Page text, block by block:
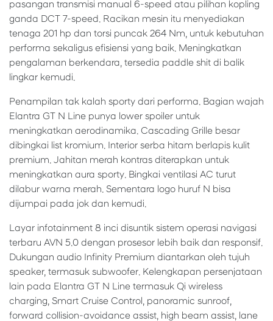
pasangan transmisi manual 6-speed atau pilihan kopling
ganda DCT 7-speed. Racikan mesin itu menyediakan
tenaga 201 hp dan torsi puncak 264 Nm, untuk kebutuhan
performa sekaligus efisiensi yang baik. Meningkatkan
pengalaman berkendara, tersedia paddle shit di balik
lingkar kemudi.
Penampilan tak kalah sporty dari performa. Bagian wajah
Elantra GT N Line punya lower spoiler untuk
meningkatkan aerodinamika. Cascading Grille besar
dibingkai list kromium. Interior serba hitam berlapis kulit
premium. Jahitan merah kontras diterapkan untuk
meningkatkan aura sporty. Bingkai ventilasi AC turut
dilabur warna merah. Sementara logo huruf N bisa
dijumpai pada jok dan kemudi.
Layar infotainment 8 inci disuntik sistem operasi navigasi
terbaru AVN 5.0 dengan prosesor lebih baik dan responsif.
Dukungan audio Infinity Premium diantarkan oleh tujuh
speaker, termasuk subwoofer. Kelengkapan persenjataan
lain pada Elantra GT N Line termasuk Qi wireless
charging, Smart Cruise Control, panoramic sunroof,
forward collision-avoidance assist, high beam assist, lane